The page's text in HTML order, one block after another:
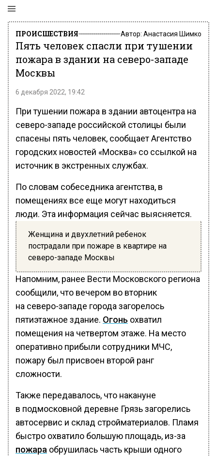
ПРОИСШЕСТВИЯ Автор: Анастасия Шимко
Пять человек спасли при тушении
пожара в здании на северо-западе
Москвы
6 декабря 2022, 19:42
При тушении пожара в здании автоцентра на
северо-западе российской столицы были
спасены пять человек, сообщает Агентство
городских новостей «Москва» со ссылкой на
источник в экстренных службах.
По словам собеседника агентства, в
помещениях все еще могут находиться
люди. Эта информация сейчас выясняется.
Женщина и двухлетний ребенок
пострадали при пожаре в квартире на
северо-западе Москвы
Напомним, ранее Вести Московского региона
сообщили, что вечером во вторник
на северо-западе города загорелось
пятиэтажное здание. Огонь охватил
помещения на четвертом этаже. На место
оперативно прибыли сотрудники МЧС,
пожару был присвоен второй ранг
сложности.
Также передавалось, что накануне
в подмосковной деревне Грязь загорелись
автосервис и склад стройматериалов. Пламя
быстро охватило большую площадь, из-за
пожара обрушилась часть крыши одного